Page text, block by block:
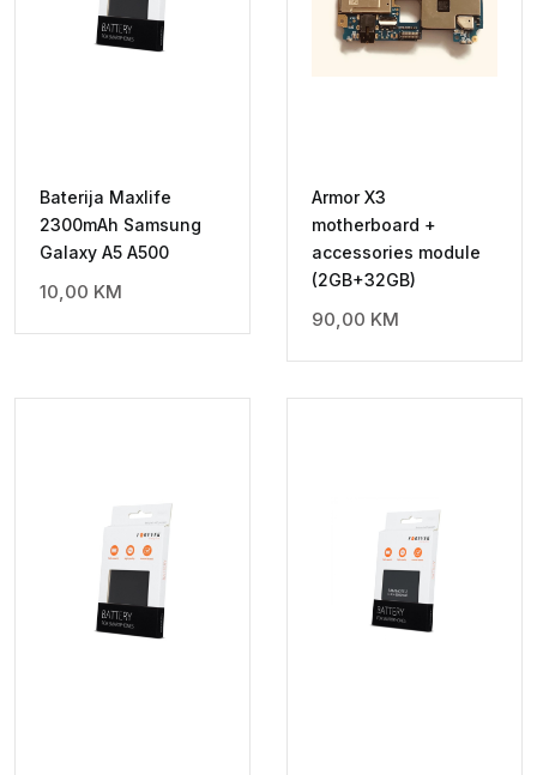
Baterija Maxlife
2300mAh Samsung
Galaxy A5 A500
10,00 KM
Armor X3
motherboard +
accessories module
(2GB+32GB)
90,00 KM